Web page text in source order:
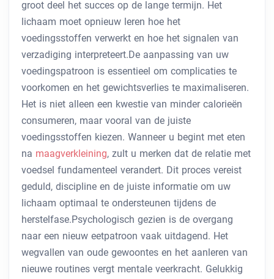
groot deel het succes op de lange termijn. Het
lichaam moet opnieuw leren hoe het
voedingsstoffen verwerkt en hoe het signalen van
verzadiging interpreteert.De aanpassing van uw
voedingspatroon is essentieel om complicaties te
voorkomen en het gewichtsverlies te maximaliseren.
Het is niet alleen een kwestie van minder calorieën
consumeren, maar vooral van de juiste
voedingsstoffen kiezen. Wanneer u begint met eten
na maagverkleining, zult u merken dat de relatie met
voedsel fundamenteel verandert. Dit proces vereist
geduld, discipline en de juiste informatie om uw
lichaam optimaal te ondersteunen tijdens de
herstelfase.Psychologisch gezien is de overgang
naar een nieuw eetpatroon vaak uitdagend. Het
wegvallen van oude gewoontes en het aanleren van
nieuwe routines vergt mentale veerkracht. Gelukkig